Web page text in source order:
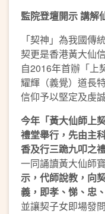
監院登壇開示 講解
「契神」為我國傳
契更是香港黃大仙
自2016年首辦「上
耀輝（義覺）道長
信仰予以堅定及虔
今年「黃大仙師上
禮堂舉行，先由主
香及行三跪九叩之
一同誦讀黃大仙師
示，代師說教，向
義，即孝、悌、忠
並讓契子女即場發